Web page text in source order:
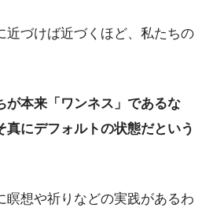
近づけば近づくほど、私たちの
が本来「ワンネス」であるな
真にデフォルトの状態だという
瞑想や祈りなどの実践があるわ